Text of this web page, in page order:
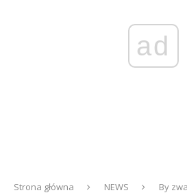
ad
Strona główna NEWS
By